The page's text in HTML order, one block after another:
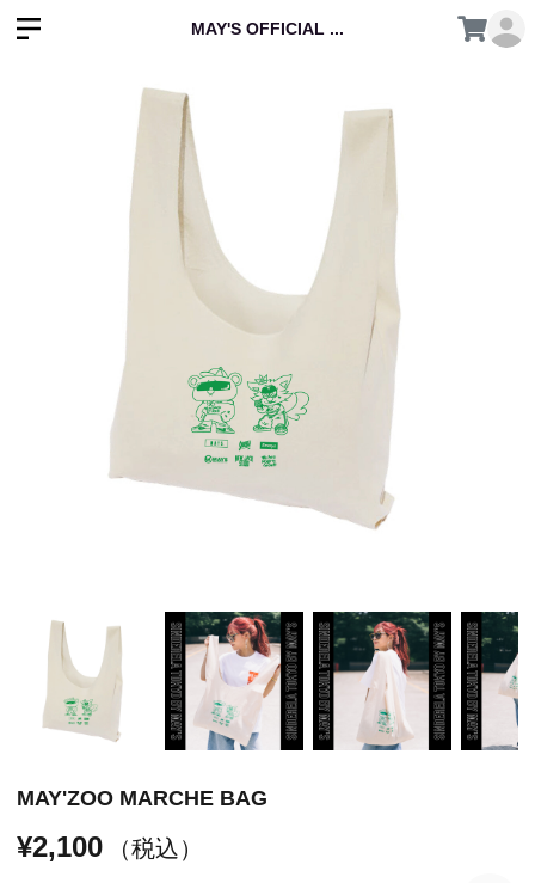
MAY'S OFFICIAL ...
MAY'ZOO MARCHE BAG
¥2,100 （税込）